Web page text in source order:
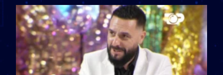
bashkëshorten: S’kemi ndonjë letër
divorci apo jo?